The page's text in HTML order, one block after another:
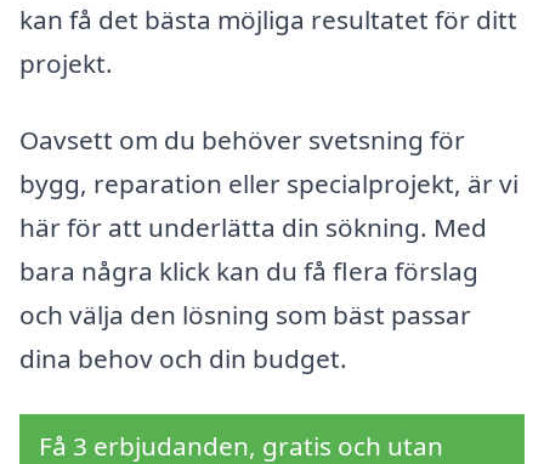
kan få det bästa möjliga resultatet för ditt
projekt.
Oavsett om du behöver svetsning för
bygg, reparation eller specialprojekt, är vi
här för att underlätta din sökning. Med
bara några klick kan du få flera förslag
och välja den lösning som bäst passar
dina behov och din budget.
Få 3 erbjudanden, gratis och utan